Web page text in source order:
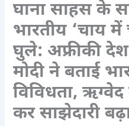
घाना साहस के
भारतीय ‘चाय में
घुले: अफ्रीकी
मोदी ने बताई
विविधता,
कर साझेदारी